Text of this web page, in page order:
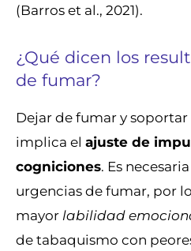
(Barros et al., 2021).
¿Qué dicen los
de fumar?
Dejar de fumar y
implica el ajuste de
cogniciones. Es
urgencias de fumar, por
mayor labilidad
de tabaquismo con